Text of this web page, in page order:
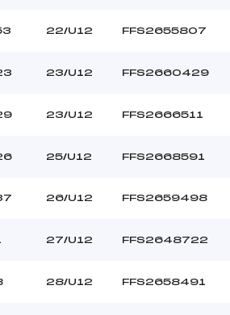
22/U12 FFS2655807
23/U12 FFS2660429
23/U12 FFS2666511
25/U12 FFS2668591
26/U12 FFS2659498
27/U12 FFS2648722
28/U12 FFS2658491